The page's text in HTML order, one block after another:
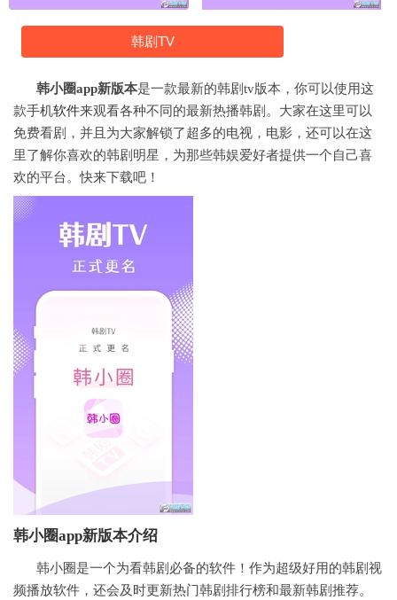
韩剧TV
韩小圈app新版本是一款最新的韩剧tv版本，你可以使用这
款手机软件来观看各种不同的最新热播韩剧。大家在这里可以
免费看剧，并且为大家解锁了超多的电视，电影，还可以在这
里了解你喜欢的韩剧明星，为那些韩娱爱好者提供一个自己喜
欢的平台。快来下载吧！
韩小圈app新版本介绍
韩小圈是一个为看韩剧必备的软件！作为超级好用的韩剧视
频播放软件，还会及时更新热门韩剧排行榜和最新韩剧推荐。